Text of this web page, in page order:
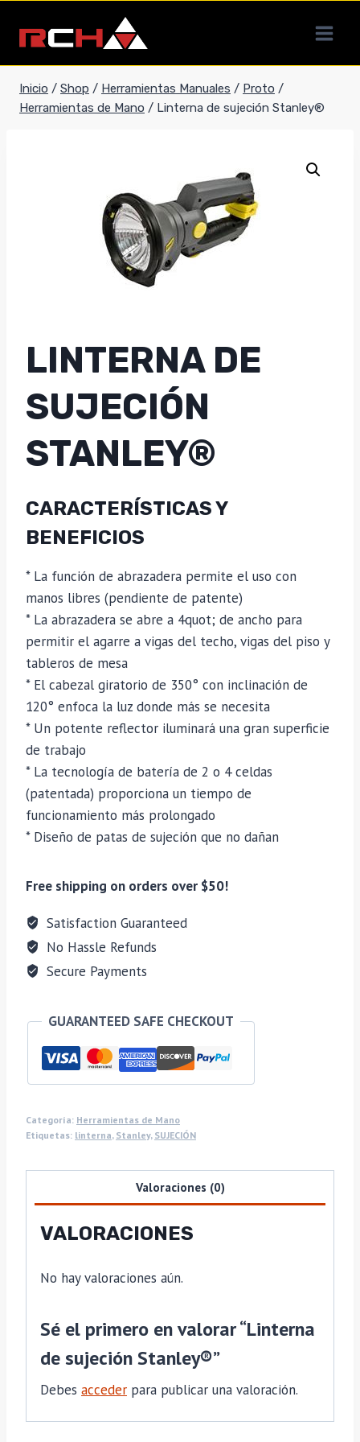
contenido
Inicio / Shop / Herramientas Manuales / Proto /
Herramientas de Mano / Linterna de sujeción Stanley®
LINTERNA DE
SUJECIÓN
STANLEY®
CARACTERÍSTICAS Y
BENEFICIOS
* La función de abrazadera permite el uso con
manos libres (pendiente de patente)
* La abrazadera se abre a 4quot; de ancho para
permitir el agarre a vigas del techo, vigas del piso y
tableros de mesa
* El cabezal giratorio de 350° con inclinación de
120° enfoca la luz donde más se necesita
* Un potente reflector iluminará una gran superficie
de trabajo
* La tecnología de batería de 2 o 4 celdas
(patentada) proporciona un tiempo de
funcionamiento más prolongado
* Diseño de patas de sujeción que no dañan
Free shipping on orders over $50!
Satisfaction Guaranteed
No Hassle Refunds
Secure Payments
GUARANTEED SAFE CHECKOUT
Categoría: Herramientas de Mano
Etiquetas: linterna, Stanley, SUJECIÓN
Valoraciones (0)
VALORACIONES
No hay valoraciones aún.
Sé el primero en valorar “Linterna
de sujeción Stanley®”
Debes acceder para publicar una valoración.